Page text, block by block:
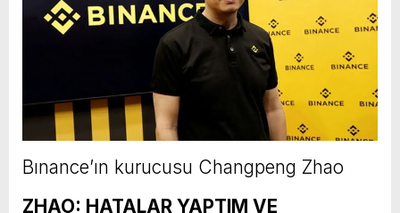
Bınance’ın kurucusu Changpeng Zhao
ZHAO: HATALAR YAPTIM VE